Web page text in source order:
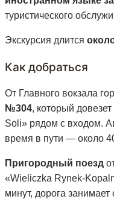
туристического
Экскурсия длится
Как добраться
От Главного вокзала
№304, который
Soli» рядом с входом.
время в пути — около
Пригородный поезд
«Wieliczka Rynek-
минут, дорога занимает